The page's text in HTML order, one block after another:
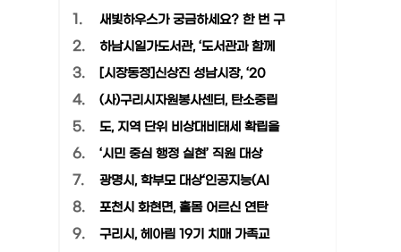
1.
새빛하우스가 궁금하세요? 한 번 구
2. 하남시일가도서관, ‘도서관과 함께
3. [시장동정]신상진 성남시장, ‘20
4. (사)구리시자원봉사센터, 탄소중립
5. 도, 지역 단위 비상대비태세 확립을
6. ‘시민 중심 행정 실현’ 직원 대상
7. 광명시, 학부모 대상‘인공지능(AI
8. 포천시 화현면, 홀몸 어르신 연탄
9. 구리시, 헤아림 19기 치매 가족교